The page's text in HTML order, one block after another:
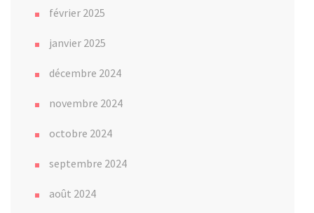
février 2025
janvier 2025
décembre 2024
novembre 2024
octobre 2024
septembre 2024
août 2024